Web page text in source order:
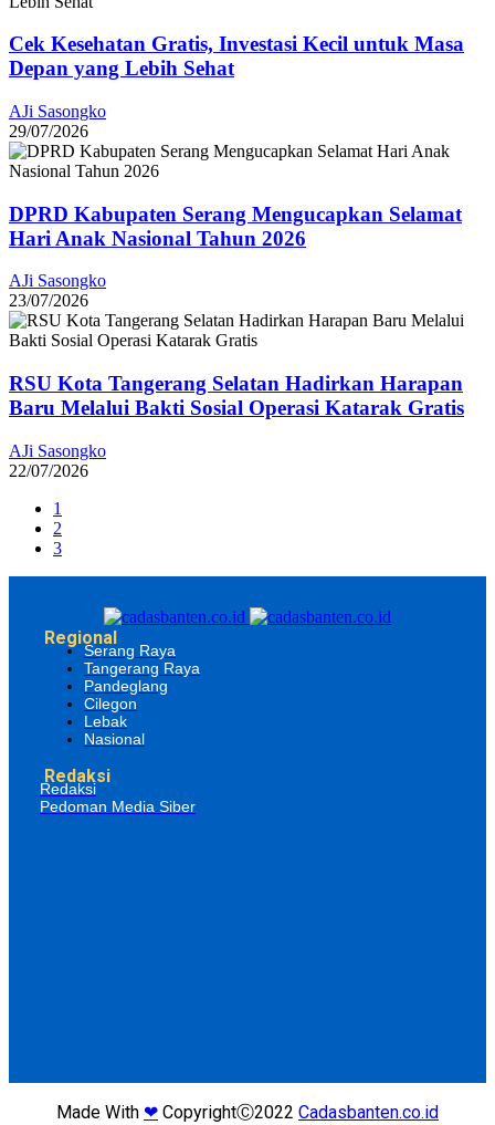
Cek Kesehatan Gratis, Investasi Kecil untuk Masa
Depan yang Lebih Sehat
AJi Sasongko
29/07/2026
DPRD Kabupaten Serang Mengucapkan Selamat
Hari Anak Nasional Tahun 2026
AJi Sasongko
23/07/2026
RSU Kota Tangerang Selatan Hadirkan Harapan
Baru Melalui Bakti Sosial Operasi Katarak Gratis
AJi Sasongko
22/07/2026
1
2
3
Regional
Serang Raya
Tangerang Raya
Pandeglang
Cilegon
Lebak
Nasional
Redaksi
Redaksi
Pedoman Media Siber
Made With ❤ CopyrightⒸ2022 Cadasbanten.co.id